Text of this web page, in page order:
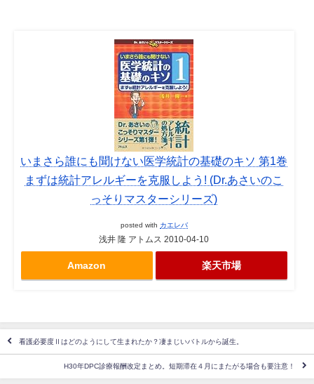
いまさら誰にも聞けない医学統計の基礎のキソ 第1巻
まずは統計アレルギーを克服しよう! (Dr.あさいのこ
っそりマスターシリーズ)
posted with カエレバ
浅井 隆 アトムス 2010-04-10
Amazon 楽天市場
看護必要度Ⅱはどのようにして生まれたか？凄まじいバトルから誕生。
H30年DPC診療報酬改定まとめ。短期滞在４月にまたがる場合も要注意！